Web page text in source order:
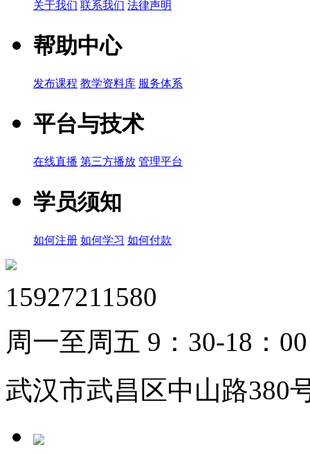
关于我们 联系我们 法律声明
帮助中心
发布课程 教学资料库 服务体系
平台与技术
在线直播 第三方播放 管理平台
学员须知
如何注册 如何学习 如何付款
15927211580
周一至周五 9：30-18：00
武汉市武昌区中山路380